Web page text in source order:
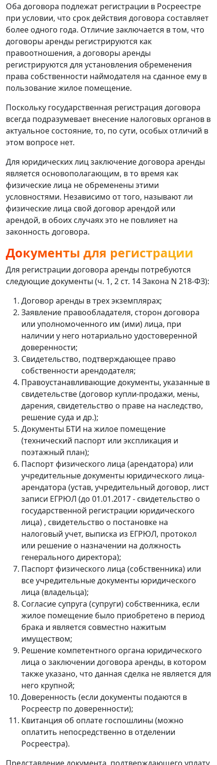
Оба договора подлежат регистрации в Росреестре
при условии, что срок действия договора составляет
более одного года. Отличие заключается в том, что
договоры аренды регистрируются как
правоотношения, а договоры аренды
регистрируются для установления обременения
права собственности наймодателя на сданное ему в
пользование жилое помещение.
Поскольку государственная регистрация договора
всегда подразумевает внесение налоговых органов в
актуальное состояние, то, по сути, особых отличий в
этом вопросе нет.
Для юридических лиц заключение договора аренды
является основополагающим, в то время как
физические лица не обременены этими
условностями. Независимо от того, называют ли
физические лица свой договор арендой или
арендой, в обоих случаях это не повлияет на
законность договора.
Документы для регистрации
Для регистрации договора аренды потребуются
следующие документы (ч. 1, 2 ст. 14 Закона N 218-ФЗ):
Договор аренды в трех экземплярах;
Заявление правообладателя, сторон договора
или уполномоченного им (ими) лица, при
наличии у него нотариально удостоверенной
доверенности;
Свидетельство, подтверждающее право
собственности арендодателя;
Правоустанавливающие документы, указанные в
свидетельстве (договор купли-продажи, мены,
дарения, свидетельство о праве на наследство,
решение суда и др.);
Документы БТИ на жилое помещение
(технический паспорт или экспликация и
поэтажный план);
Паспорт физического лица (арендатора) или
учредительные документы юридического лица-
арендатора (устав, учредительный договор, лист
записи ЕГРЮЛ (до 01.01.2017 - свидетельство о
государственной регистрации юридического
лица) , свидетельство о постановке на
налоговый учет, выписка из ЕГРЮЛ, протокол
или решение о назначении на должность
генерального директора);
Паспорт физического лица (собственника) или
все учредительные документы юридического
лица (владельца);
Согласие супруга (супруги) собственника, если
жилое помещение было приобретено в период
брака и является совместно нажитым
имуществом;
Решение компетентного органа юридического
лица о заключении договора аренды, в котором
также указано, что данная сделка не является для
него крупной;
Доверенность (если документы подаются в
Росреестр по доверенности);
Квитанция об оплате госпошлины (можно
оплатить непосредственно в отделении
Росреестра).